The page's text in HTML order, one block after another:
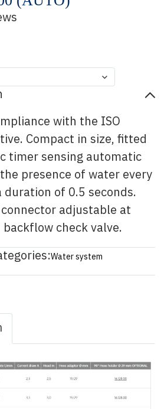
with the ISO
Compact in size, fitted
timer sensing automatic
presence of water every
of 0.5 seconds.
adjustable at
check valve.
Water system